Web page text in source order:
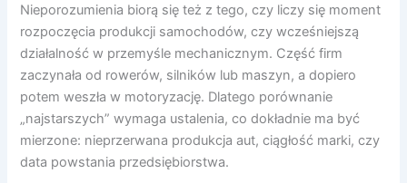
Nieporozumienia biorą się też z tego, czy liczy się moment
rozpoczęcia produkcji samochodów, czy wcześniejszą
działalność w przemyśle mechanicznym. Część firm
zaczynała od rowerów, silników lub maszyn, a dopiero
potem weszła w motoryzację. Dlatego porównanie
„najstarszych” wymaga ustalenia, co dokładnie ma być
mierzone: nieprzerwana produkcja aut, ciągłość marki, czy
data powstania przedsiębiorstwa.